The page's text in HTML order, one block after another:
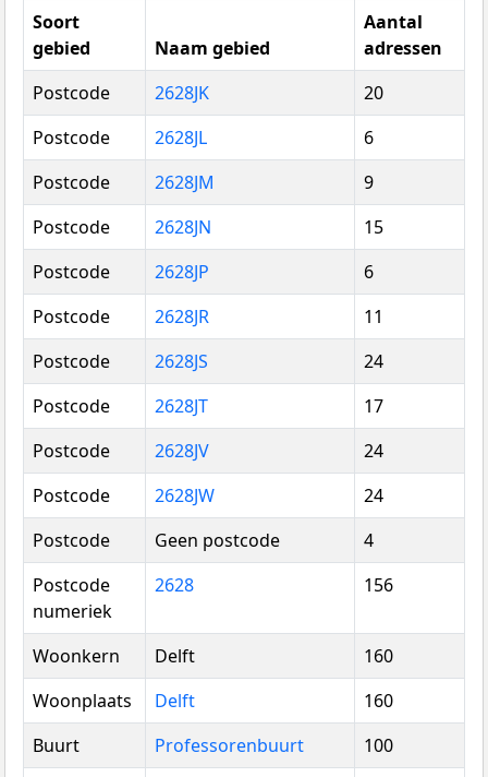
Soort
gebied
Naam gebied
Aantal
adressen
Postcode
2628JK
20
Postcode
2628JL
6
Postcode
2628JM
9
Postcode
2628JN
15
Postcode
2628JP
6
Postcode
2628JR
11
Postcode
2628JS
24
Postcode
2628JT
17
Postcode
2628JV
24
Postcode
2628JW
24
Postcode
Geen postcode
4
Postcode
numeriek
2628 156
Woonkern Delft
160
Woonplaats
Delft
160
Buurt
Professorenbuurt
100